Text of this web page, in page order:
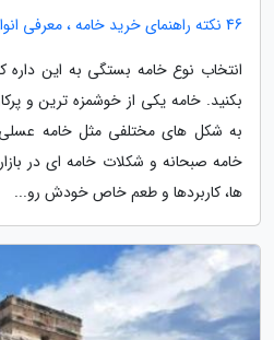
46 نکته راهنمای خرید خامه ، معرفی انواع خامه برای رژیم های خاص
انتخاب نوع خامه بستگی به این داره
بکنید. خامه یکی از خوشمزه ترین و
به شکل های مختلفی مثل خامه
خامه صبحانه و شکلات خامه ای در
ها، کاربردها و طعم خاص خودش رو...